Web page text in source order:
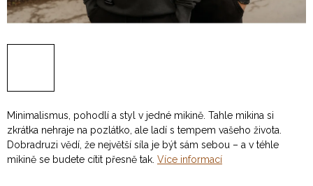
Minimalismus, pohodlí a styl v jedné mikině. Tahle mikina si
zkrátka nehraje na pozlátko, ale ladí s tempem vašeho života.
Dobradruzi vědí, že největší síla je být sám sebou – a v téhle
mikině se budete cítit přesně tak. Více informací